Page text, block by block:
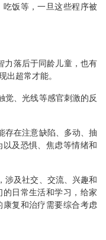
饭等，一旦这些程序被
力落后于同龄儿童，也有
出超常才能。
觉、光线等感官刺激的反
存在注意缺陷、多动、抽
及恐惧、焦虑等情绪和
涉及社交、交流、兴趣和
日常生活和学习，给家
复和治疗需要综合考虑